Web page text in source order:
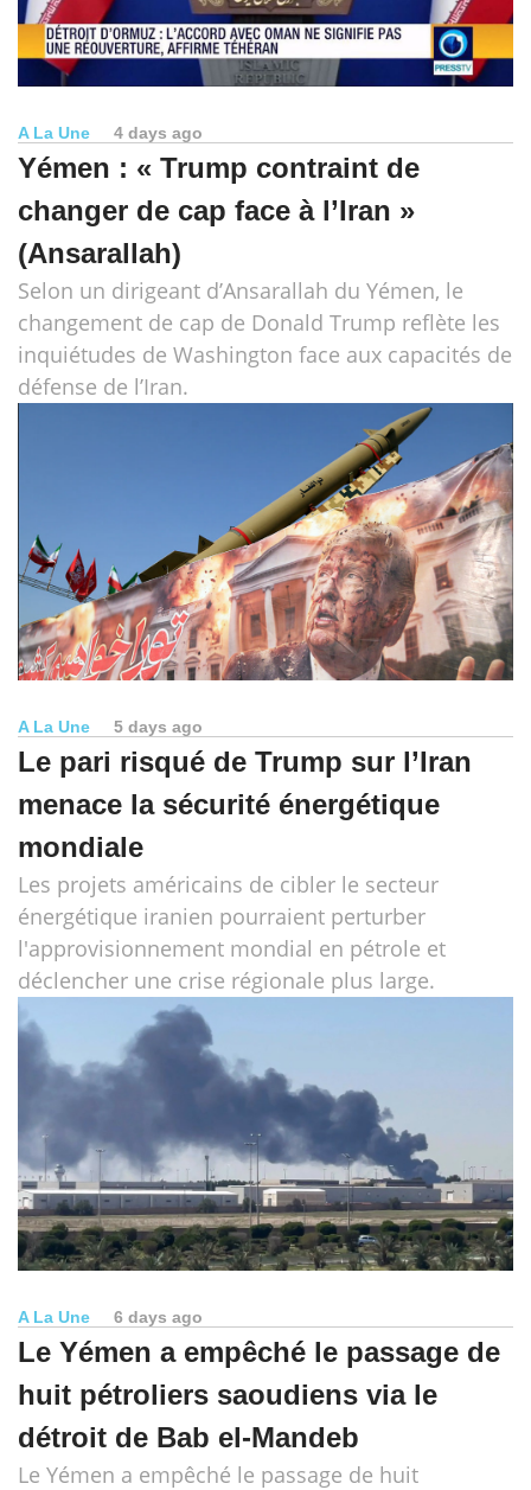
A La Une 4 days ago
Yémen : « Trump contraint de
changer de cap face à l’Iran »
(Ansarallah)
Selon un dirigeant d’Ansarallah du Yémen, le
changement de cap de Donald Trump reflète les
inquiétudes de Washington face aux capacités de
défense de l’Iran.
A La Une 5 days ago
Le pari risqué de Trump sur l’Iran
menace la sécurité énergétique
mondiale
Les projets américains de cibler le secteur
énergétique iranien pourraient perturber
l'approvisionnement mondial en pétrole et
déclencher une crise régionale plus large.
A La Une 6 days ago
Le Yémen a empêché le passage de
huit pétroliers saoudiens via le
détroit de Bab el-Mandeb
Le Yémen a empêché le passage de huit